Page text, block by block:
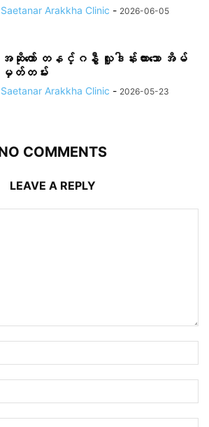
Saetanar Arakkha Clinic - 2026-06-05
အဆိုတော် တနင်္ဂနွီ လှူဒါန်းထားသော အိမ်
မှတ်တမ်း
Saetanar Arakkha Clinic - 2026-05-23
COMMENTS
LEAVE A REPLY